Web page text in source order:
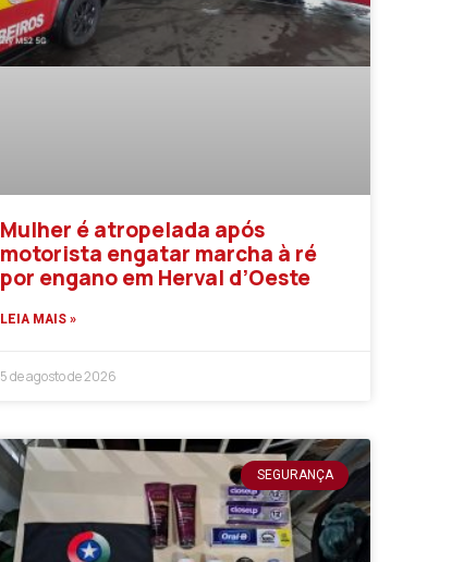
Mulher é atropelada após
motorista engatar marcha à ré
por engano em Herval d’Oeste
LEIA MAIS »
5 de agosto de 2026
SEGURANÇA